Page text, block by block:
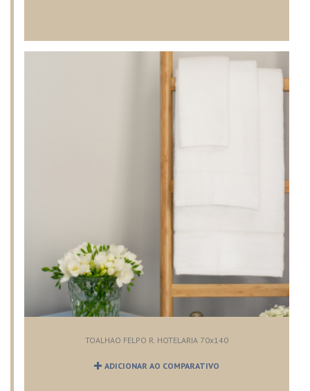
TOALHAO FELPO R. HOTELARIA 70x140
ADICIONAR AO COMPARATIVO